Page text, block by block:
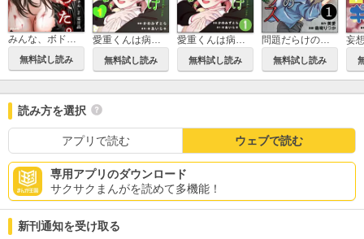
みんな、ボドになった。（分冊版）
無料試し読み 無料試し読み 無料試し読み 無料試し読み
読み方を選択
アプリで読む ウェブで読む
専用アプリのダウンロード
サクサクまんがを読めて多機能！
新刊通知を受け取る